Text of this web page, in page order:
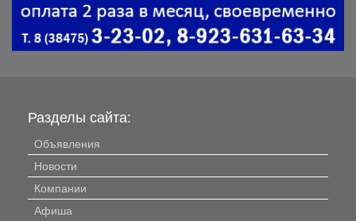
Разделы сайта:
Объявления
Новости
Компании
Афиша